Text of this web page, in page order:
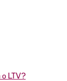
o LTV?